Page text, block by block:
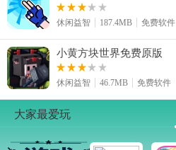
休闲益智 187.4MB 免费软件
小黄方块世界免费原版
休闲益智 46.7MB 免费软件
大家最爱玩